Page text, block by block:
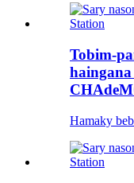
Tobim-
Hamaky